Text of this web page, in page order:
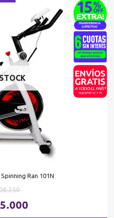
Ran 101N
El
precio
original